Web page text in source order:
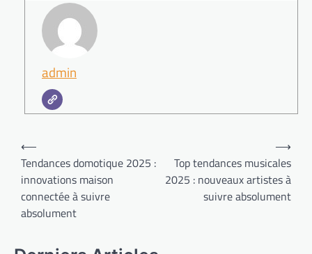
admin
Navigation
de
l’article
⟵
Tendances domotique 2025 :
innovations maison
connectée à suivre
absolument
Top tendances musicales
2025 : nouveaux artistes à
suivre absolument
⟶